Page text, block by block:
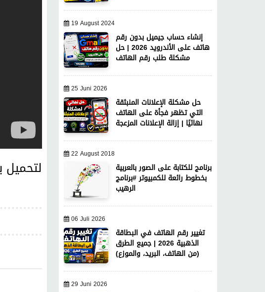
لتحميل
19 August 2024
إنشاء حساب جيميل بدون رقم
هاتف على الأندرويد 2026 | حل
مشكلة طلب رقم الهاتف
25 Juni 2026
حل مشكلة الإعلانات المنبثقة
التي تظهر فجأة على الهاتف
نهائيًا | إزالة الإعلانات المزعجة
22 August 2018
برنامج للكتابة على الصور بالعربية
بخطوط رائعة للكمبيوتر #برنامج
الرهيب
06 Juli 2026
تغيير رقم الهاتف في البطاقة
الذهبية 2026 | جميع الطرق
(من الهاتف، البريد، والموزع)
29 Juni 2026